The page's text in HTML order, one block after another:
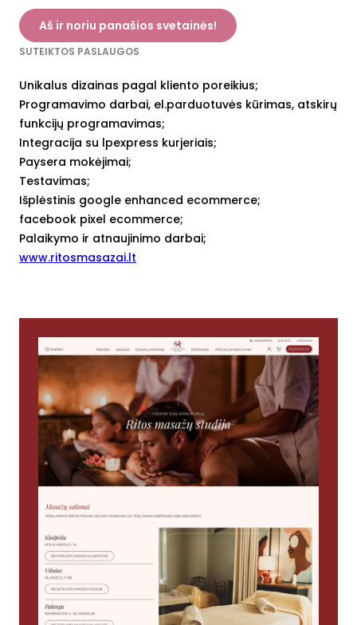
Aš ir noriu panašios svetainės!
SUTEIKTOS PASLAUGOS
Unikalus dizainas pagal kliento poreikius;
Programavimo darbai, el.parduotuvės kūrimas, atskirų
funkcijų programavimas;
Integracija su lpexpress kurjeriais;
Paysera mokėjimai;
Testavimas;
Išplėstinis google enhanced ecommerce;
facebook pixel ecommerce;
Palaikymo ir atnaujinimo darbai;
www.ritosmasazai.lt